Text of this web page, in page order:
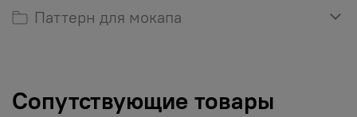
Паттерн для мокапа
Сопутствующие товары